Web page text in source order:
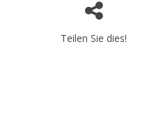
Teilen Sie dies!